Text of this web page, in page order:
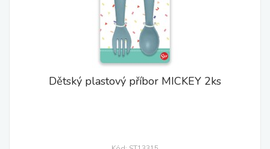
Dětský plastový příbor MICKEY 2ks